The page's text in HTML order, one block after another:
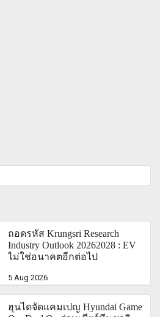
ถอดรหัส Krungsri Research
Industry Outlook 20262028 : EV
ไม่ใช่อนาคตอีกต่อไป
5 Aug 2026
ฮุนไดจัดแคมเปญ Hyundai Game